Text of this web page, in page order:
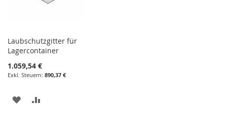
Laubschutzgitter für
Lagercontainer
1.059,54 €
890,37 €
ZUR